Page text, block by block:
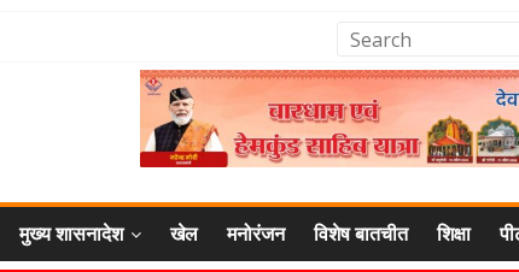
मुख्य शासनादेश खेल मनोरंजन विशेष बातचीत शिक्षा